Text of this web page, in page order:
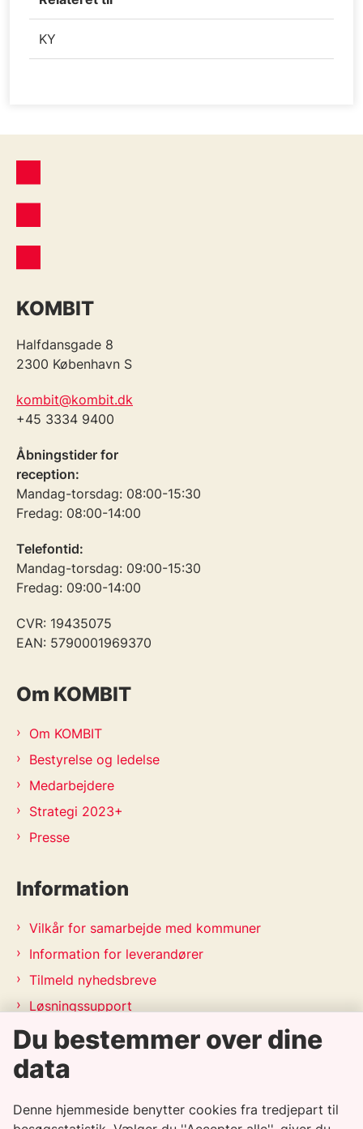
KY
KOMBIT
Halfdansgade 8
2300 København S
kombit@kombit.dk
+45 3334 9400
Åbningstider for
reception:
Mandag-torsdag: 08:00-15:30
Fredag: 08:00-14:00
Telefontid:
Mandag-torsdag: 09:00-15:30
Fredag: 09:00-14:00
CVR: 19435075
EAN: 5790001969370
Om KOMBIT
Om KOMBIT
Bestyrelse og ledelse
Medarbejdere
Strategi 2023+
Presse
Information
Vilkår for samarbejde med kommuner
Information for leverandører
Tilmeld nyhedsbreve
Løsningssupport
Releasekalender
APV-handleplan 2026
Genveje
Du bestemmer over dine
data
Denne hjemmeside benytter cookies fra tredjepart til